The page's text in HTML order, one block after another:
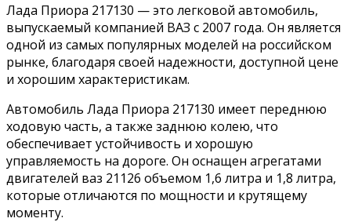
Лада Приора 217130 — это легковой автомобиль,
выпускаемый компанией ВАЗ с 2007 года. Он является
одной из самых популярных моделей на российском
рынке, благодаря своей надежности, доступной цене
и хорошим характеристикам.
Автомобиль Лада Приора 217130 имеет переднюю
ходовую часть, а также заднюю колею, что
обеспечивает устойчивость и хорошую
управляемость на дороге. Он оснащен агрегатами
двигателей ваз 21126 объемом 1,6 литра и 1,8 литра,
которые отличаются по мощности и крутящему
моменту.